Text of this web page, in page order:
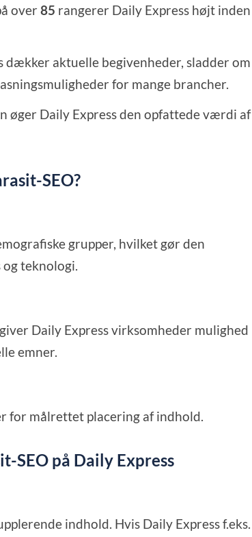
over85 rangerer Daily Express højt inden
dækker aktuelle begivenheder, sladder om
for mange brancher.
øger Daily Express den opfattede værdi af
SEO?
grupper, hvilket gør den
teknologi.
Daily Express virksomheder mulighed
emner.
for målrettet placering af indhold.
SEO på Daily Express
indhold. Hvis Daily Express f.eks.